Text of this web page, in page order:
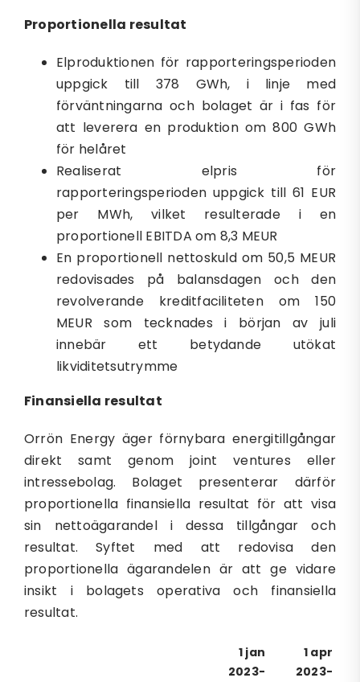
Proportionella resultat
Elproduktionen för rapporteringsperioden
uppgick till 378 GWh, i linje med
förväntningarna och bolaget är i fas för
att leverera en produktion om 800 GWh
för helåret
Realiserat elpris för
rapporteringsperioden uppgick till 61 EUR
per MWh, vilket resulterade i en
proportionell EBITDA om 8,3 MEUR
En proportionell nettoskuld om 50,5 MEUR
redovisades på balansdagen och den
revolverande kreditfaciliteten om 150
MEUR som tecknades i början av juli
innebär ett betydande utökat
likviditetsutrymme
Finansiella resultat
Orrön Energy äger förnybara energitillgångar
direkt samt genom joint ventures eller
intressebolag. Bolaget presenterar därför
proportionella finansiella resultat för att visa
sin nettoägarandel i dessa tillgångar och
resultat. Syftet med att redovisa den
proportionella ägarandelen är att ge vidare
insikt i bolagets operativa och finansiella
resultat.
1 jan
2023-
1 apr
2023-